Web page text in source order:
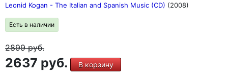
Leonid Kogan - The Italian and Spanish Music (CD) (2008)
Есть в наличии
2899руб.
2637 руб. В корзину